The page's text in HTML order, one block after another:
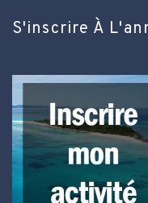
S'inscrire À